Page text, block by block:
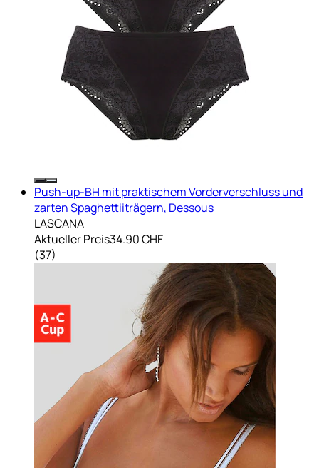
Push-up-BH mit praktischem Vorderverschluss und
zarten Spaghettiiträgern, Dessous
LASCANA
Aktueller Preis34.90 CHF
(37)